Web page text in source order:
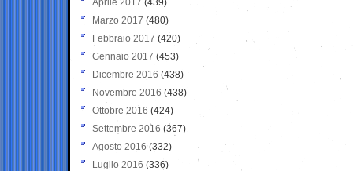
Aprile 2017 (439)
Marzo 2017 (480)
Febbraio 2017 (420)
Gennaio 2017 (453)
Dicembre 2016 (438)
Novembre 2016 (438)
Ottobre 2016 (424)
Settembre 2016 (367)
Agosto 2016 (332)
Luglio 2016 (336)